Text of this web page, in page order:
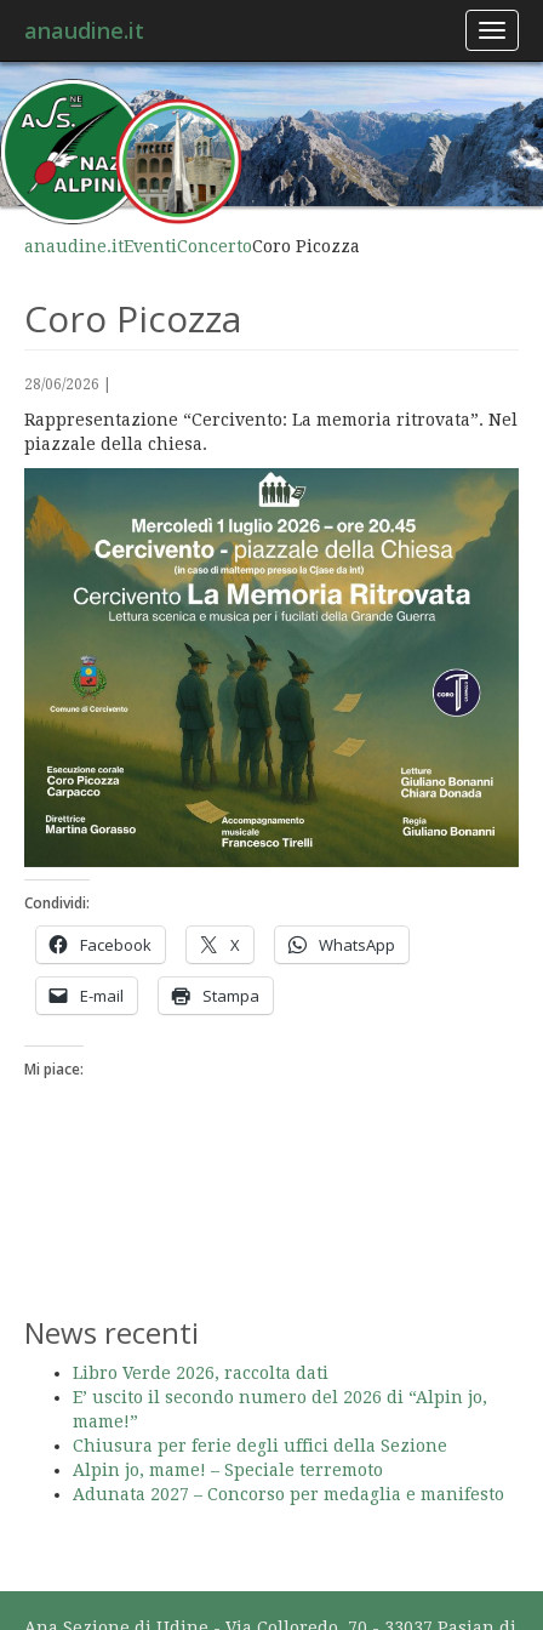
anaudine.it
anaudine.itEventiConcertoCoro Picozza
Coro Picozza
28/06/2026
Rappresentazione “Cercivento: La memoria ritrovata”. Nel
piazzale della chiesa.
Condividi:
Facebook X WhatsApp
E-mail Stampa
Mi piace:
News recenti
Libro Verde 2026, raccolta dati
E’ uscito il secondo numero del 2026 di “Alpin jo,
mame!”
Chiusura per ferie degli uffici della Sezione
Alpin jo, mame! – Speciale terremoto
Adunata 2027 – Concorso per medaglia e manifesto